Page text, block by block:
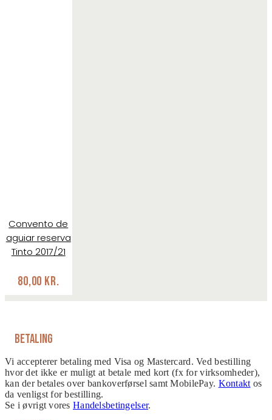
Convento de
aguiar reserva
Tinto 2017/21
80,00 kr.
Betaling
Vi accepterer betaling med Visa og Mastercard. Ved bestilling
hvor det ikke er muligt at betale med kort (fx for virksomheder),
kan der betales over bankoverførsel samt MobilePay. Kontakt os
da venligst for bestilling.
Se i øvrigt voresHandelsbetingelser.